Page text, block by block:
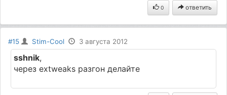
0 ответить
#15 Stim-Cool 3 августа 2012
sshnik,
через extweaks разгон делайте